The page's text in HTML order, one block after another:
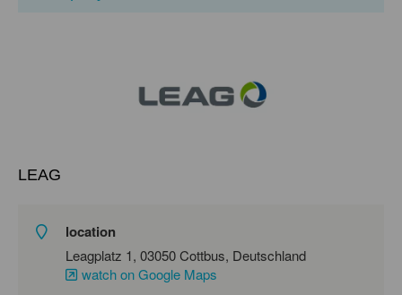
LEAG
location
Leagplatz 1, 03050 Cottbus, Deutschland
watch on Google Maps